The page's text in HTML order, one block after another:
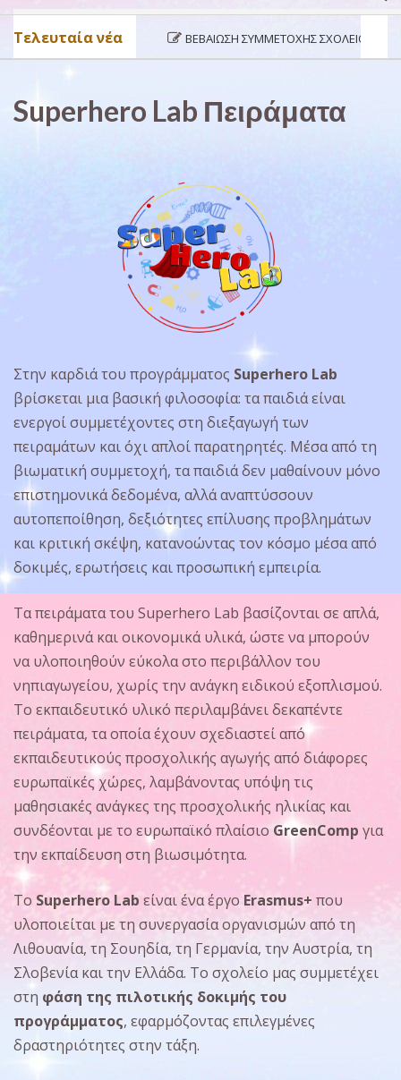
ΒΕΒΑΊΩΣΗ ΣΥΜΜΕΤΟΧΉΣ ΣΧΟΛΕΊΟΥ ΣΤΟ
Τελευταία νέα
Superhero Lab Πειράματα
Στην καρδιά του προγράμματος Superhero Lab
βρίσκεται μια βασική φιλοσοφία: τα παιδιά είναι
ενεργοί συμμετέχοντες στη διεξαγωγή των
πειραμάτων και όχι απλοί παρατηρητές. Μέσα από τη
βιωματική συμμετοχή, τα παιδιά δεν μαθαίνουν μόνο
επιστημονικά δεδομένα, αλλά αναπτύσσουν
αυτοπεποίθηση, δεξιότητες επίλυσης προβλημάτων
και κριτική σκέψη, κατανοώντας τον κόσμο μέσα από
δοκιμές, ερωτήσεις και προσωπική εμπειρία.
Τα πειράματα του Superhero Lab βασίζονται σε απλά,
καθημερινά και οικονομικά υλικά, ώστε να μπορούν
να υλοποιηθούν εύκολα στο περιβάλλον του
νηπιαγωγείου, χωρίς την ανάγκη ειδικού εξοπλισμού.
Το εκπαιδευτικό υλικό περιλαμβάνει δεκαπέντε
πειράματα, τα οποία έχουν σχεδιαστεί από
εκπαιδευτικούς προσχολικής αγωγής από διάφορες
ευρωπαϊκές χώρες, λαμβάνοντας υπόψη τις
μαθησιακές ανάγκες της προσχολικής ηλικίας και
συνδέονται με το ευρωπαϊκό πλαίσιο GreenComp για
την εκπαίδευση στη βιωσιμότητα.
Το Superhero Lab είναι ένα έργο Erasmus+ που
υλοποιείται με τη συνεργασία οργανισμών από τη
Λιθουανία, τη Σουηδία, τη Γερμανία, την Αυστρία, τη
Σλοβενία και την Ελλάδα. Το σχολείο μας συμμετέχει
στη φάση της πιλοτικής δοκιμής του
προγράμματος, εφαρμόζοντας επιλεγμένες
δραστηριότητες στην τάξη.